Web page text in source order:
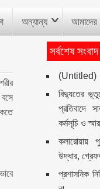
অন্যান্য আমাদের
সর্বশেষ
(Untitled)
বিদ্যুতের
প্রতিবাদে
কর্মসূচি ও
কলারোয়ায়
উদ্ধার,
প্রশাসনিক